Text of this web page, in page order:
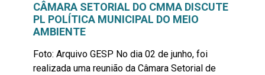
CÂMARA SETORIAL DO CMMA DISCUTE
PL POLÍTICA MUNICIPAL DO MEIO
AMBIENTE
Foto: Arquivo GESP No dia 02 de junho, foi
realizada uma reunião da Câmara Setorial de